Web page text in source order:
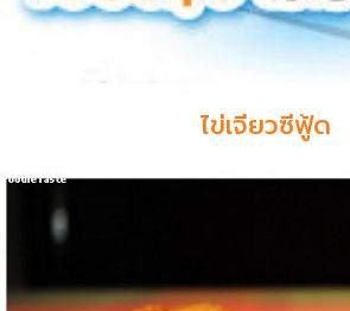
ไข่เจียวซีฟู้ด